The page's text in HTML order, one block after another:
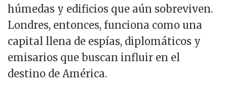
húmedas y edificios que aún sobreviven.
Londres, entonces, funciona como una
capital llena de espías, diplomáticos y
emisarios que buscan influir en el
destino de América.